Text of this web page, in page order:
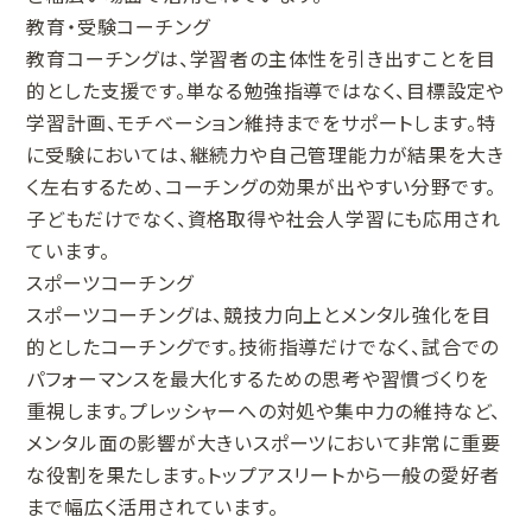
教育・受験コーチング
教育コーチングは、学習者の主体性を引き出すことを目
的とした支援です。単なる勉強指導ではなく、目標設定や
学習計画、モチベーション維持までをサポートします。特
に受験においては、継続力や自己管理能力が結果を大き
く左右するため、コーチングの効果が出やすい分野です。
子どもだけでなく、資格取得や社会人学習にも応用され
ています。
スポーツコーチング
スポーツコーチングは、競技力向上とメンタル強化を目
的としたコーチングです。技術指導だけでなく、試合での
パフォーマンスを最大化するための思考や習慣づくりを
重視します。プレッシャーへの対処や集中力の維持など、
メンタル面の影響が大きいスポーツにおいて非常に重要
な役割を果たします。トップアスリートから一般の愛好者
まで幅広く活用されています。